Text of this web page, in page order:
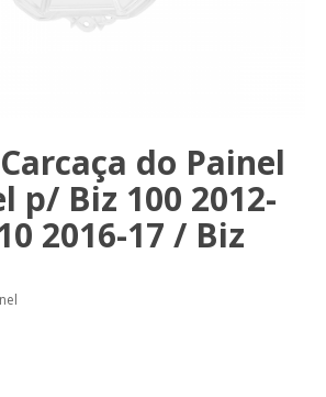
do Painel
p/ Biz 100 2012-
2016-17 / Biz